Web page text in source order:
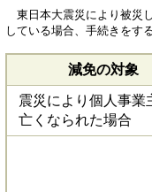
東日本大震災により被災
している場合、手続きをす
減免の対象
震災により個人事業
亡くなられた場合